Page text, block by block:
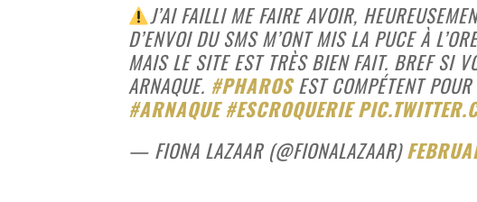
J’AI FAILLI ME FAIRE AVOIR,
D’ENVOI DU SMS M’ONT MIS LA PUCE À
MAIS LE SITE EST TRÈS BIEN FAIT. BREF SI
ARNAQUE. #PHAROSEST COMPÉTENT
#ARNAQUE #ESCROQUERIE
— FIONA LAZAAR (@FIONALAZAAR)